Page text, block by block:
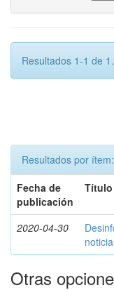
Resultados 1-1 de 1.
Resultados por ítem:
Fecha de
publicación
Título
2020-04-30
Otras